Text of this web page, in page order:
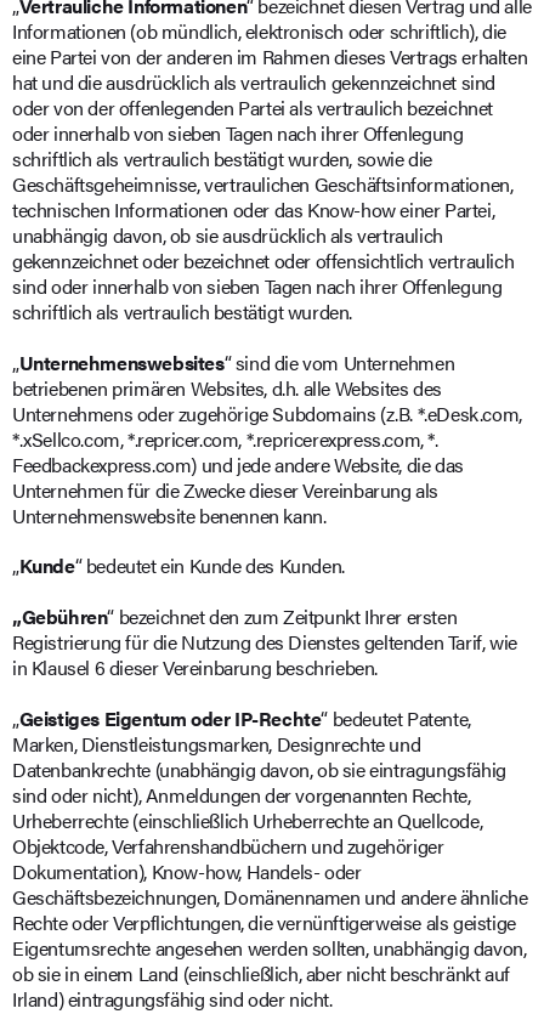
Informationen (ob mündlich, elektronisch oder schriftlich), die
eine Partei von der anderen im Rahmen dieses Vertrags erhalten
hat und die ausdrücklich als vertraulich gekennzeichnet sind
oder von der offenlegenden Partei als vertraulich bezeichnet
oder innerhalb von sieben Tagen nach ihrer Offenlegung
schriftlich als vertraulich bestätigt wurden, sowie die
Geschäftsgeheimnisse, vertraulichen Geschäftsinformationen,
technischen Informationen oder das Know-how einer Partei,
unabhängig davon, ob sie ausdrücklich als vertraulich
gekennzeichnet oder bezeichnet oder offensichtlich vertraulich
sind oder innerhalb von sieben Tagen nach ihrer Offenlegung
schriftlich als vertraulich bestätigt wurden.
„Unternehmenswebsites“ sind die vom Unternehmen
betriebenen primären Websites, d.h. alle Websites des
Unternehmens oder zugehörige Subdomains (z.B. *.eDesk.com,
*.xSellco.com, *.repricer.com, *.repricerexpress.com, *.
Feedbackexpress.com) und jede andere Website, die das
Unternehmen für die Zwecke dieser Vereinbarung als
Unternehmenswebsite benennen kann.
„Kunde“ bedeutet ein Kunde des Kunden.
„Gebühren“ bezeichnet den zum Zeitpunkt Ihrer ersten
Registrierung für die Nutzung des Dienstes geltenden Tarif, wie
in Klausel 6 dieser Vereinbarung beschrieben.
„Geistiges Eigentum oder IP-Rechte“ bedeutet Patente,
Marken, Dienstleistungsmarken, Designrechte und
Datenbankrechte (unabhängig davon, ob sie eintragungsfähig
sind oder nicht), Anmeldungen der vorgenannten Rechte,
Urheberrechte (einschließlich Urheberrechte an Quellcode,
Objektcode, Verfahrenshandbüchern und zugehöriger
Dokumentation), Know-how, Handels- oder
Geschäftsbezeichnungen, Domänennamen und andere ähnliche
Rechte oder Verpflichtungen, die vernünftigerweise als geistige
Eigentumsrechte angesehen werden sollten, unabhängig davon,
ob sie in einem Land (einschließlich, aber nicht beschränkt auf
Irland) eintragungsfähig sind oder nicht.